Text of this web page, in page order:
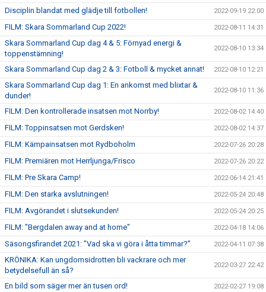
Disciplin blandat med glädje till fotbollen! 2022-09-19 22:00
FILM: Skara Sommarland Cup 2022! 2022-08-11 14:31
Skara Sommarland Cup dag 4 & 5: Förnyad energi &
toppenstämning!
2022-08-10 13:34
Skara Sommarland Cup dag 2 & 3: Fotboll & mycket annat! 2022-08-10 12:21
Skara Sommarland Cup dag 1: En ankomst med blixtar &
dunder!
2022-08-10 11:36
FILM: Den kontrollerade insatsen mot Norrby! 2022-08-02 14:40
FILM: Toppinsatsen mot Gerdsken! 2022-08-02 14:37
FILM: Kämpainsatsen mot Rydboholm 2022-07-26 20:28
FILM: Premiären mot Herrljunga/Frisco 2022-07-26 20:22
FILM: Pre Skara Camp! 2022-06-14 21:41
FILM: Den starka avslutningen! 2022-05-24 20:48
FILM: Avgörandet i slutsekunden! 2022-05-24 20:25
FILM: "Bergdalen away and at home" 2022-04-18 14:06
Säsongsfirandet 2021: ”Vad ska vi göra i åtta timmar?” 2022-04-11 07:38
KRÖNIKA: Kan ungdomsidrotten bli vackrare och mer
betydelsefull än så?
2022-03-27 22:42
En bild som säger mer än tusen ord! 2022-02-27 19:08